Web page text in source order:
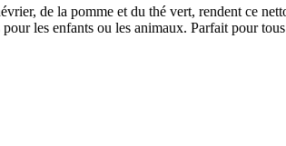
de la pomme et du thé vert, rendent ce
les enfants ou les animaux. Parfait pour